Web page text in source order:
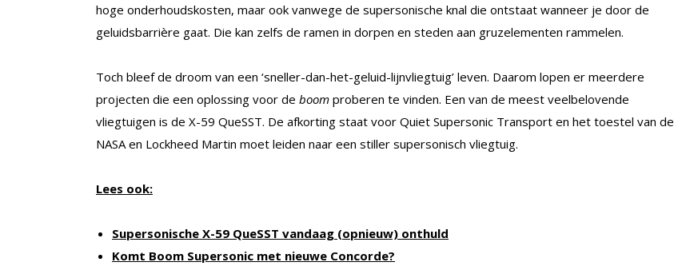
hoge onderhoudskosten, maar ook vanwege de supersonische knal die ontstaat wanneer je door de
geluidsbarrière gaat. Die kan zelfs de ramen in dorpen en steden aan gruzelementen rammelen.
Toch bleef de droom van een ‘sneller-dan-het-geluid-lijnvliegtuig’ leven. Daarom lopen er meerdere
projecten die een oplossing voor de boom proberen te vinden. Een van de meest veelbelovende
vliegtuigen is de X-59 QueSST. De afkorting staat voor Quiet Supersonic Transport en het toestel van de
NASA en Lockheed Martin moet leiden naar een stiller supersonisch vliegtuig.
Lees ook:
Supersonische X-59 QueSST vandaag (opnieuw) onthuld
Komt Boom Supersonic met nieuwe Concorde?